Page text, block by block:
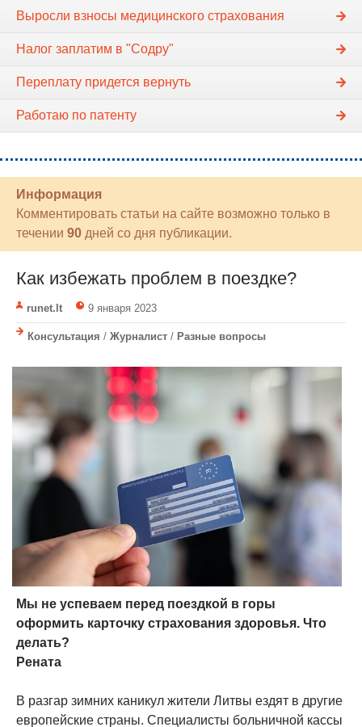
Выросли взносы медицинского страхования
Налог заплатим в "Содру"
Переплату придется вернуть
Работаю по патенту
Информация
Комментировать статьи на сайте возможно только в
течении 90 дней со дня публикации.
Как избежать проблем в поездке?
runet.lt 9 января 2023
Консультация / Журналист / Разные вопросы
Мы не успеваем перед поездкой в горы
оформить карточку страхования здоровья. Что
делать?
Рената
В разгар зимних каникул жители Литвы ездят в другие
европейские страны. Специалисты больничной кассы